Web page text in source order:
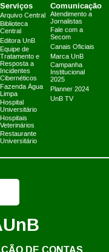
Serviços
Arquivo Central
Biblioteca
Central
Editora UnB
Equipe de
Tratamento e
Resposta a
Incidentes
Cibernéticos
Fazenda Água
Limpa
Hospital
Universitário
Hospitais
Veterinários
Restaurante
Universitário
Comunicação
Atendimento a
Jornalistas
Fale com a
Secom
Canais Oficiais
Marca UnB
Campanha
Institucional
2025
Planner 2024
UnB TV
UnB